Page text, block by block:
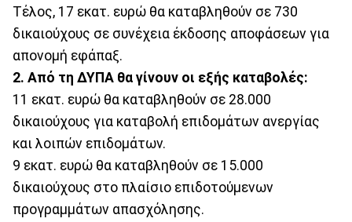
Τέλος, 17 εκατ. ευρώ θα καταβληθούν σε 730
δικαιούχους σε συνέχεια έκδοσης αποφάσεων για
απονομή εφάπαξ.
2. Από τη ΔΥΠΑ θα γίνουν οι εξής καταβολές:
11 εκατ. ευρώ θα καταβληθούν σε 28.000
δικαιούχους για καταβολή επιδομάτων ανεργίας
και λοιπών επιδομάτων.
9 εκατ. ευρώ θα καταβληθούν σε 15.000
δικαιούχους στο πλαίσιο επιδοτούμενων
προγραμμάτων απασχόλησης.